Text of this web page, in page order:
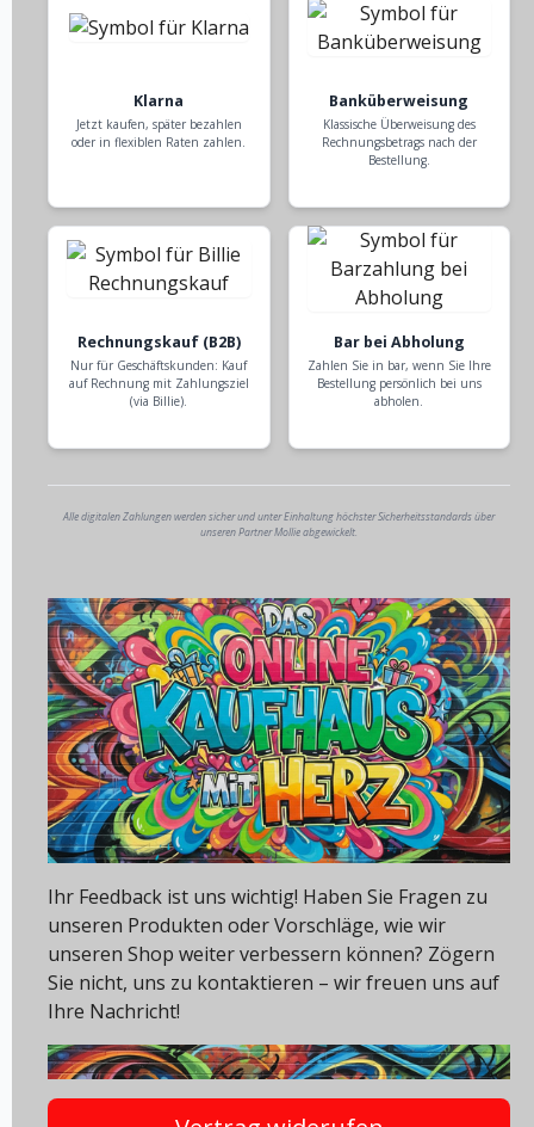
Klarna
Jetzt kaufen, später bezahlen
oder in flexiblen Raten zahlen.
Banküberweisung
Klassische Überweisung des
Rechnungsbetrags nach der
Bestellung.
Rechnungskauf (B2B)
Nur für Geschäftskunden: Kauf
auf Rechnung mit Zahlungsziel
(via Billie).
Bar bei Abholung
Zahlen Sie in bar, wenn Sie Ihre
Bestellung persönlich bei uns
abholen.
Alle digitalen Zahlungen werden sicher und unter Einhaltung höchster Sicherheitsstandards über
unseren Partner Mollie abgewickelt.
Ihr Feedback ist uns wichtig! Haben Sie Fragen zu
unseren Produkten oder Vorschläge, wie wir
unseren Shop weiter verbessern können? Zögern
Sie nicht, uns zu kontaktieren – wir freuen uns auf
Ihre Nachricht!